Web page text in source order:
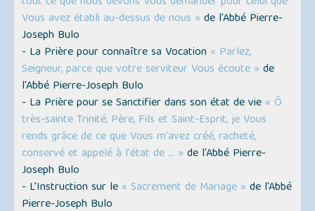
Vous avez établi au-dessus de nous » de l'Abbé Pierre-
Joseph Bulo
- La Prière pour connaître sa Vocation « Parlez,
Seigneur, parce que votre serviteur Vous écoute » de
l'Abbé Pierre-Joseph Bulo
- La Prière pour se Sanctifier dans son état de vie « Ô
très-sainte Trinité, Père, Fils et Saint-Esprit, je Vous
rends grâce de ce que Vous m'avez créé, racheté,
conservé et appelé à l'état de ... » de l'Abbé Pierre-
Joseph Bulo
- L’Instruction sur le « Sacrement de Mariage » de l'Abbé
Pierre-Joseph Bulo